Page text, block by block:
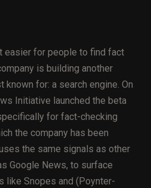
easier for people to find fact
is building another
known for: a search engine. On
Initiative launched the beta
for fact-checking
the company has been
the same signals as other
Google News, to surface
like Snopes and (Poynter-